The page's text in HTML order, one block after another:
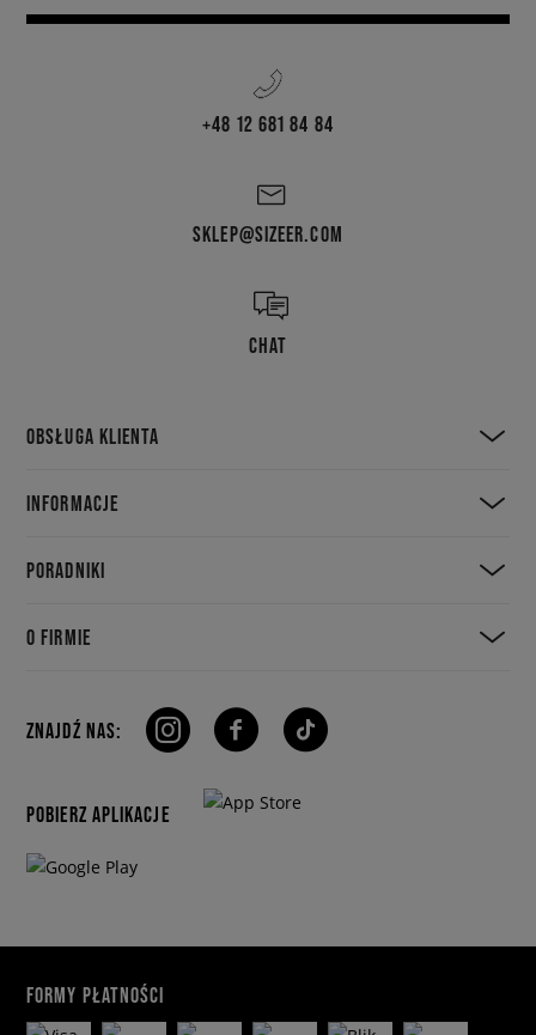
+48 12 681 84 84
SKLEP@SIZEER.COM
CHAT
OBSŁUGA KLIENTA
INFORMACJE
PORADNIKI
O FIRMIE
ZNAJDŹ NAS:
POBIERZ APLIKACJE
FORMY PŁATNOŚCI